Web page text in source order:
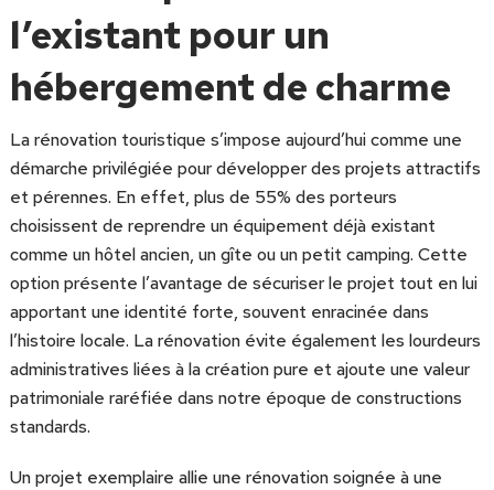
l’existant pour un
hébergement de charme
La rénovation touristique s’impose aujourd’hui comme une
démarche privilégiée pour développer des projets attractifs
et pérennes. En effet, plus de 55% des porteurs
choisissent de reprendre un équipement déjà existant
comme un hôtel ancien, un gîte ou un petit camping. Cette
option présente l’avantage de sécuriser le projet tout en lui
apportant une identité forte, souvent enracinée dans
l’histoire locale. La rénovation évite également les lourdeurs
administratives liées à la création pure et ajoute une valeur
patrimoniale raréfiée dans notre époque de constructions
standards.
Un projet exemplaire allie une rénovation soignée à une